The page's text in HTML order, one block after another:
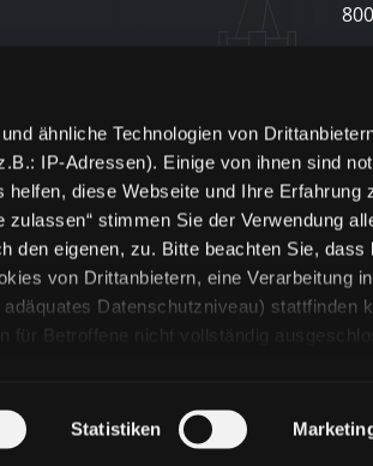
ähnliche Technologien von
IP-Adressen). Einige von ihnen sind
diese Webseite und Ihre Erfahrung
stimmen Sie der Verwendung
den eigenen, zu. Bitte beachten Sie, dass
von Drittanbietern, eine Verarbeitung
Datenschutzniveau) stattfinden
für Betroffene nicht vollständig
Kategorien von Cookies und
unsere „Cookie-Einstellungen“ unter
Statistiken
800